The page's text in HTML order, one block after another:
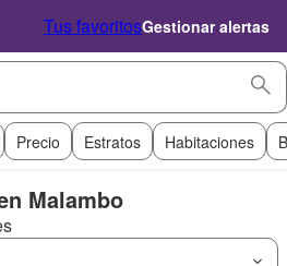
Tus favoritosGestionar alertas
Precio Estratos Habitaciones
Malambo